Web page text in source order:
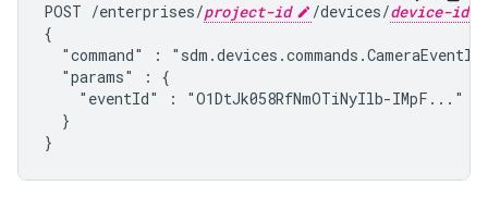
POST /enterprises/project-id /devices/device-id
{
  "command" : "
  "params" : {
    "eventId" : "O1DtJk058RfNmOTiNyIlb-IMpF..."
  }